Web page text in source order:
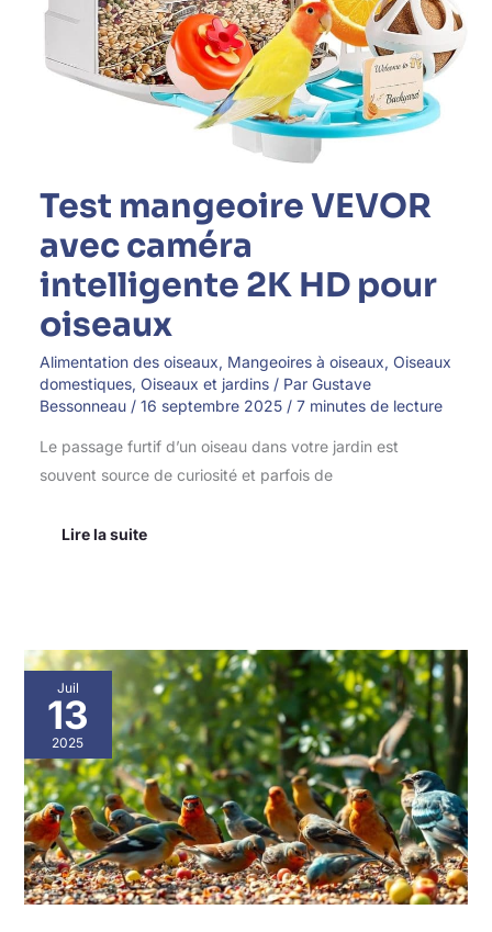
Test mangeoire VEVOR
avec caméra
intelligente 2K HD pour
oiseaux
Alimentation des oiseaux, Mangeoires à oiseaux, Oiseaux
domestiques, Oiseaux et jardins/ Par Gustave
Bessonneau / 16 septembre 2025 / 7 minutes de lecture
Le passage furtif d’un oiseau dans votre jardin est
souvent source de curiosité et parfois de
Lire la suite
Juil
13
2025
Les
oiseaux
et
leur
alimentation
:
quels
repas
pour
nos
amis
à